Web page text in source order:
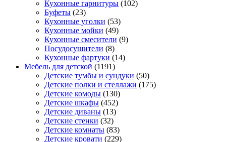
Кухонные гарнитуры (102)
Буфеты (23)
Кухонные уголки (53)
Кухонные мойки (49)
Кухонные смесители (9)
Посудосушители (8)
Кухонные фартуки (14)
Мебель для детской (1191)
Детские тумбы и сундуки (50)
Детские полки и стеллажи (175)
Детские комоды (130)
Детские шкафы (452)
Детские диваны (13)
Детские стенки (32)
Детские комнаты (83)
Детские кровати (229)